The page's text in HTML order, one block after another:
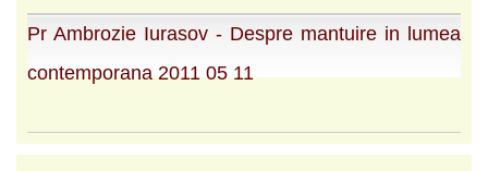
Pr Ambrozie Iurasov - Despre mantuire in lumea
contemporana 2011 05 11